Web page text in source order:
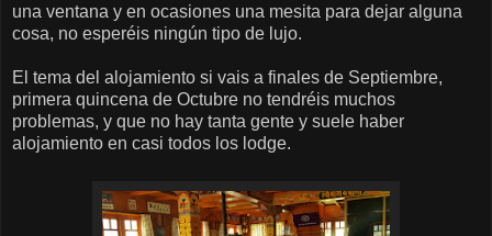
una ventana y en ocasiones una mesita para dejar alguna
cosa, no esperéis ningún tipo de lujo.
El tema del alojamiento si vais a finales de Septiembre,
primera quincena de Octubre no tendréis muchos
problemas, y que no hay tanta gente y suele haber
alojamiento en casi todos los lodge.